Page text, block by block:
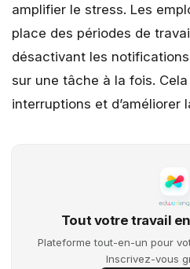
amplifier le stress. Les
place des périodes de
désactivant les
sur une tâche à la fois.
interruptions et d’améliorer
Tout votre travail
Plateforme tout-en-un pour
Inscrivez-vous